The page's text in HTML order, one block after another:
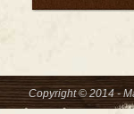
Copyright © 2014 -